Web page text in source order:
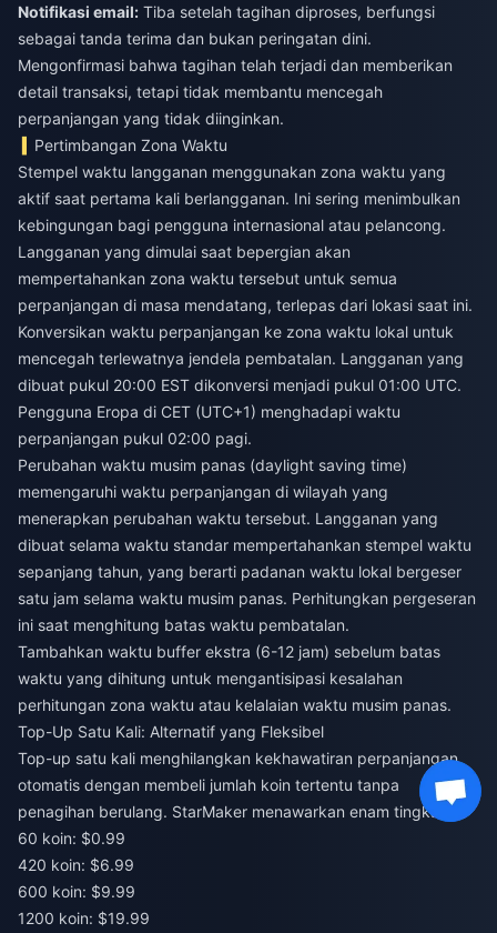
Notifikasi email: Tiba setelah tagihan diproses, berfungsi
sebagai tanda terima dan bukan peringatan dini.
Mengonfirmasi bahwa tagihan telah terjadi dan memberikan
detail transaksi, tetapi tidak membantu mencegah
perpanjangan yang tidak diinginkan.
Pertimbangan Zona Waktu
Stempel waktu langganan menggunakan zona waktu yang
aktif saat pertama kali berlangganan. Ini sering menimbulkan
kebingungan bagi pengguna internasional atau pelancong.
Langganan yang dimulai saat bepergian akan
mempertahankan zona waktu tersebut untuk semua
perpanjangan di masa mendatang, terlepas dari lokasi saat ini.
Konversikan waktu perpanjangan ke zona waktu lokal untuk
mencegah terlewatnya jendela pembatalan. Langganan yang
dibuat pukul 20:00 EST dikonversi menjadi pukul 01:00 UTC.
Pengguna Eropa di CET (UTC+1) menghadapi waktu
perpanjangan pukul 02:00 pagi.
Perubahan waktu musim panas (daylight saving time)
memengaruhi waktu perpanjangan di wilayah yang
menerapkan perubahan waktu tersebut. Langganan yang
dibuat selama waktu standar mempertahankan stempel waktu
sepanjang tahun, yang berarti padanan waktu lokal bergeser
satu jam selama waktu musim panas. Perhitungkan pergeseran
ini saat menghitung batas waktu pembatalan.
Tambahkan waktu buffer ekstra (6-12 jam) sebelum batas
waktu yang dihitung untuk mengantisipasi kesalahan
perhitungan zona waktu atau kelalaian waktu musim panas.
Top-Up Satu Kali: Alternatif yang Fleksibel
Top-up satu kali menghilangkan kekhawatiran perpanjangan
otomatis dengan membeli jumlah koin tertentu tanpa
penagihan berulang. StarMaker menawarkan enam tingkatan:
60 koin: $0.99
420 koin: $6.99
600 koin: $9.99
1200 koin: $19.99